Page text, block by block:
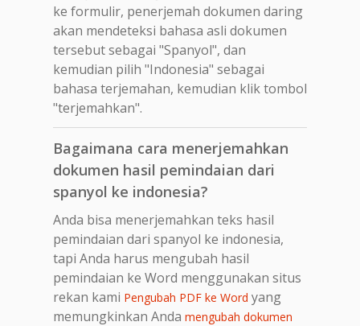
ke formulir, penerjemah dokumen daring
akan mendeteksi bahasa asli dokumen
tersebut sebagai "Spanyol", dan
kemudian pilih "Indonesia" sebagai
bahasa terjemahan, kemudian klik tombol
"terjemahkan".
Bagaimana cara menerjemahkan
dokumen hasil pemindaian dari
spanyol ke indonesia?
Anda bisa menerjemahkan teks hasil
pemindaian dari spanyol ke indonesia,
tapi Anda harus mengubah hasil
pemindaian ke Word menggunakan situs
rekan kami Pengubah PDF ke Word yang
memungkinkan Anda mengubah dokumen